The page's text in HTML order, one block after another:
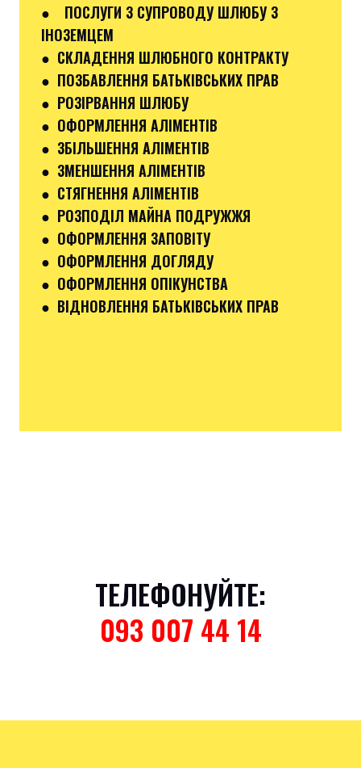
●
ПОСЛУГИ З СУПРОВОДУ ШЛЮБУ З
ІНОЗЕМЦЕМ
● СКЛАДЕННЯ ШЛЮБНОГО КОНТРАКТУ
● ПОЗБАВЛЕННЯ БАТЬКІВСЬКИХ ПРАВ
● РОЗІРВАННЯ ШЛЮБУ
● ОФОРМЛЕННЯ АЛІМЕНТІВ
● ЗБІЛЬШЕННЯ АЛІМЕНТІВ
● ЗМЕНШЕННЯ АЛІМЕНТІВ
● СТЯГНЕННЯ АЛІМЕНТІВ
● РОЗПОДІЛ МАЙНА ПОДРУЖЖЯ
● ОФОРМЛЕННЯ ЗАПОВІТУ
● ОФОРМЛЕННЯ ДОГЛЯДУ
● ОФОРМЛЕННЯ ОПІКУНСТВА
● ВІДНОВЛЕННЯ БАТЬКІВСЬКИХ ПРАВ
ТЕЛЕФОНУЙТЕ:
093 007 44 14